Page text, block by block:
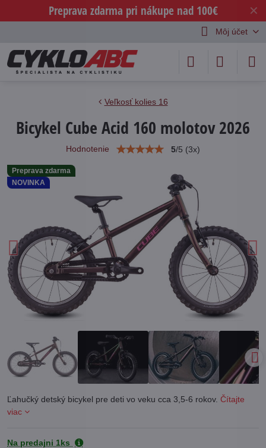
✕
Preprava zdarma pri nákupe nad 100€
Môj účet
Preprava zdarma
NOVINKA
Veľkosť kolies 16
Bicykel Cube Acid 160 molotov 2026
Hodnotenie 5/5 (3x)
Ľahučký detský bicykel pre deti vo veku cca 3,5-6 rokov. Čítajte
viac
Na predajni 1ks